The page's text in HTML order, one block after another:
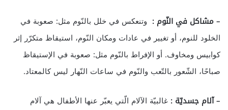
– مشاكل في النّوم : وتنعكس في خلل بالنّوم مثل: صعوبة في
الخلود للنوم، أو تغيير في عادات ومكان النّوم، استيقاظ متكرّر إثر
كوابيس ومخاوف. أو الإفراط بالنّوم مثل: صعوبة في الإستيقاظ
صباحًا، الشّعور بالتّعب والنّوم في ساعات النّهار ليس كالمعتاد.
– آلام جسديّة : غالبيّة الآلام الّتي يعبّر عنها الأطفال هي آلام